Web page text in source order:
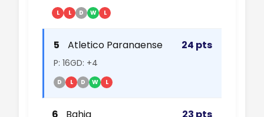
L L D W L
5 Atletico Paranaense 24 pts
P: 16GD: +4
D L D W L